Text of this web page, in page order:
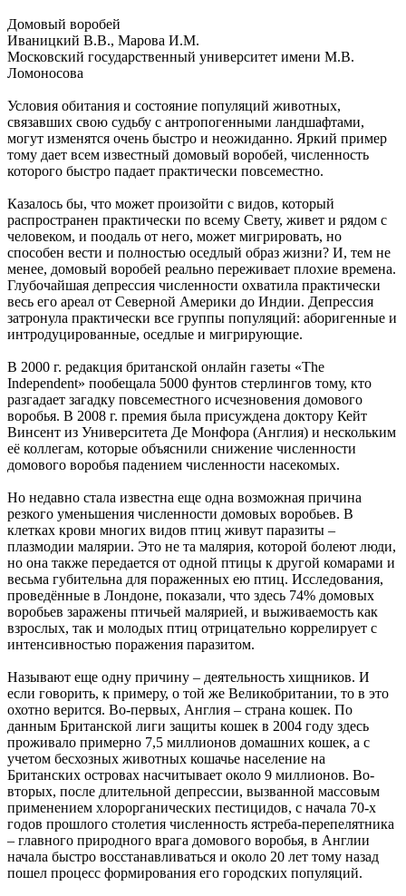
Домовый воробей
Иваницкий В.В., Марова И.М.
Московский государственный университет имени М.В.
Ломоносова
Условия обитания и состояние популяций животных,
связавших свою судьбу с антропогенными ландшафтами,
могут изменятся очень быстро и неожиданно. Яркий пример
тому дает всем известный домовый воробей, численность
которого быстро падает практически повсеместно.
Казалось бы, что может произойти с видов, который
распространен практически по всему Свету, живет и рядом с
человеком, и поодаль от него, может мигрировать, но
способен вести и полностью оседлый образ жизни? И, тем не
менее, домовый воробей реально переживает плохие времена.
Глубочайшая депрессия численности охватила практически
весь его ареал от Северной Америки до Индии. Депрессия
затронула практически все группы популяций: аборигенные и
интродуцированные, оседлые и мигрирующие.
В 2000 г. редакция британской онлайн газеты «The
Independent» пообещала 5000 фунтов стерлингов тому, кто
разгадает загадку повсеместного исчезновения домового
воробья. В 2008 г. премия была присуждена доктору Кейт
Винсент из Университета Де Монфора (Англия) и нескольким
её коллегам, которые объяснили снижение численности
домового воробья падением численности насекомых.
Но недавно стала известна еще одна возможная причина
резкого уменьшения численности домовых воробьев. В
клетках крови многих видов птиц живут паразиты –
плазмодии малярии. Это не та малярия, которой болеют люди,
но она также передается от одной птицы к другой комарами и
весьма губительна для пораженных ею птиц. Исследования,
проведённые в Лондоне, показали, что здесь 74% домовых
воробьев заражены птичьей малярией, и выживаемость как
взрослых, так и молодых птиц отрицательно коррелирует с
интенсивностью поражения паразитом.
Называют еще одну причину – деятельность хищников. И
если говорить, к примеру, о той же Великобритании, то в это
охотно верится. Во-первых, Англия – страна кошек. По
данным Британской лиги защиты кошек в 2004 году здесь
проживало примерно 7,5 миллионов домашних кошек, а с
учетом бесхозных животных кошачье население на
Британских островах насчитывает около 9 миллионов. Во-
вторых, после длительной депрессии, вызванной массовым
применением хлорорганических пестицидов, с начала 70-х
годов прошлого столетия численность ястреба-перепелятника
– главного природного врага домового воробья, в Англии
начала быстро восстанавливаться и около 20 лет тому назад
пошел процесс формирования его городских популяций.